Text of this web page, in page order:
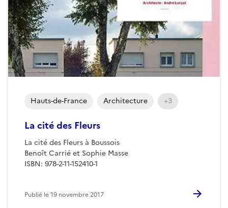
La cité des Fleurs
La cité des Fleurs à Boussois
Benoît Carrié et Sophie Masse
ISBN: 978-2-11-152410-1
Hauts-de-France Architecture +3
Publié le19 novembre 2017